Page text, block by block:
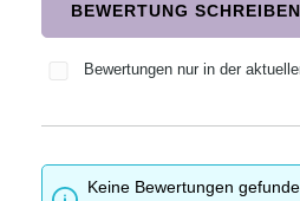
BEWERTUNG SCHREIBEN
Bewertungen nur in der
Keine Bewertungen